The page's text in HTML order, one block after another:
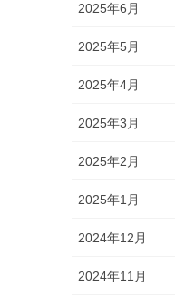
2025年6月
2025年5月
2025年4月
2025年3月
2025年2月
2025年1月
2024年12月
2024年11月